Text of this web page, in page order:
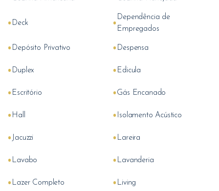
• Deck • Dependência de
Empregados
• Depósito Privativo • Despensa
• Duplex • Edicula
• Escritório •Gás Encanado
• Hall • Isolamento Acústico
• Jacuzzi • Lareira
• Lavabo • Lavanderia
• Lazer Completo • Living